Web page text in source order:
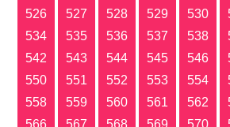
526
527 528 529 530
534
535 536 537 538
542
543 544 545 546
550
551 552 553 554
558
559 560 561 562
566
567 568 569 570